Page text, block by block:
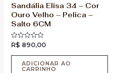
Sandália Elisa 34 – Cor
Ouro Velho – Pelica –
Salto 6CM
Avaliação
de
R$ 890,00
ADICIONAR AO
CARRINHO